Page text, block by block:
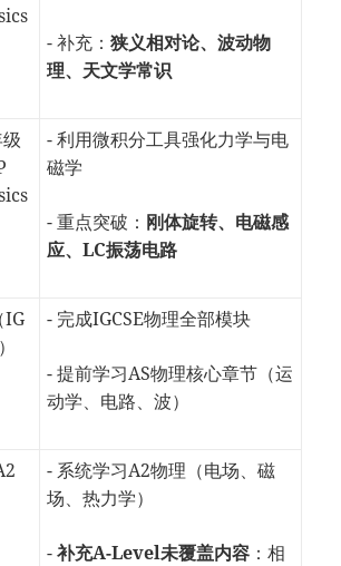
- 补充：狭义相对论、波动物
理、天文学常识
- 利用微积分工具强化力学与电
磁学
- 重点突破： 刚体旋转、电磁感
应、LC振荡电路
IG
- 完成IGCSE物理全部模块
- 提前学习AS物理核心章节（运
动学、电路、波）
- 系统学习A2物理（电场、磁
场、热力学）
-补充A-Level未覆盖内容 ：相